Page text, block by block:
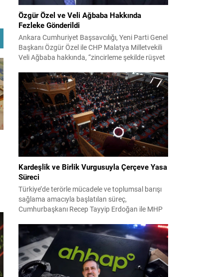
Özgür Özel ve Veli Ağbaba Hakkında
Fezleke Gönderildi
Ankara Cumhuriyet Başsavcılığı, Yeni Parti Genel
Başkanı Özgür Özel ile CHP Malatya Milletvekili
Veli Ağbaba hakkında, “zincirleme şekilde rüşvet
Adalet Bakanlığı’na sevk etti. Fezlekeler, 31 Mart
2024 yerel seçimleri ve 4-5 Kasım 2023’teki CHP
38. Olağan Kurultayı sürecine ilişkin iddiaları
kapsıyor. Daha önce Antalya ve İstanbul...
Kardeşlik ve Birlik Vurgusuyla Çerçeve Yasa
Süreci
Türkiye’de terörle mücadele ve toplumsal barışı
sağlama amacıyla başlatılan süreç,
Cumhurbaşkanı Recep Tayyip Erdoğan ile MHP
bir döneme girdi. Yaklaşık iki yıldır devam eden
çalışmaların ardından şimdi sürecin yasal zemini,
12 maddelik bir çerçeve yasa ile şekillendiriliyor.
Bugün komisyonda görüşülecek olan bu yasa
taslağı,...